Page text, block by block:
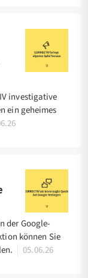
investigative
ein geheimes
der Google-
können Sie
05.06.26